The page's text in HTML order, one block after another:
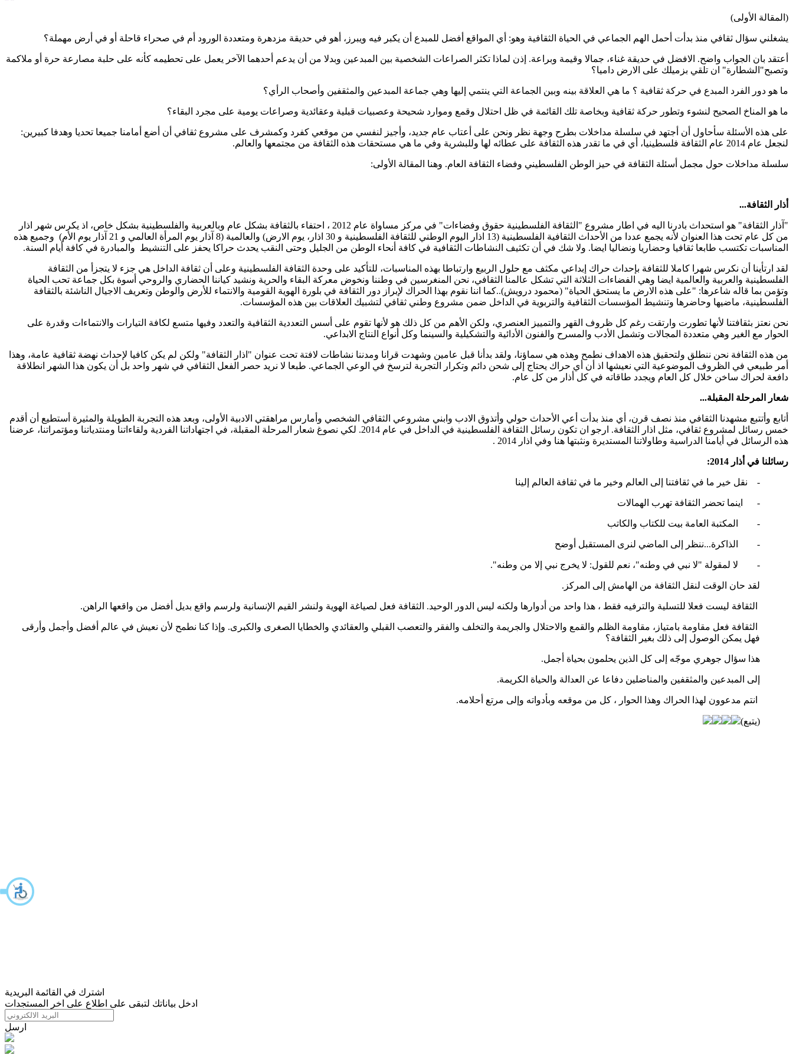
(المقالة الأولى)
يشغلني سؤال ثقافي منذ بدأت أحمل الهم الجماعي في الحياة الثقافية وهو: أي المواقع أفضل للمبدع أن يكبر فيه ويبرز، أهو في حديقة مزدهرة ومتعددة الورود أم في صحراء قاحلة أو في أرض مهملة؟
أعتقد بان الجواب واضح. الافضل في حديقة غناء، جمالا وقيمة وبراعة. إذن لماذا تكثر الصراعات الشخصية بين المبدعين وبدلا من أن يدعم أحدهما الآخر يعمل على تحطيمه كأنه على حلبة مصارعة حرة أو ملاكمة
وتصبح"الشطارة" ان تلقي بزميلك على الارض داميا؟
ما هو دور الفرد المبدع في حركة ثقافية ؟ ما هي العلاقة بينه وبين الجماعة التي ينتمي إليها وهي جماعة المبدعين والمثقفين وأصحاب الرأي؟
ما هو المناخ الصحيح لنشوء وتطور حركة ثقافية وبخاصة تلك القائمة في ظل احتلال وقمع وموارد شحيحة وعصبيات قبلية وعقائدية وصراعات يومية على مجرد البقاء؟
على هذه الأسئلة سأحاول أن أجتهد في سلسلة مداخلات بطرح وجهة نظر ونحن على أعتاب عام جديد، وأجيز لنفسي من موقعي كفرد وكمشرف على مشروع ثقافي أن أضع أمامنا جميعا تحديا وهدفا كبيرين:
لنجعل عام 2014 عام الثقافة فلسطينيا، أي في ما تقدر هذه الثقافة على عطائه لها وللبشرية وفي ما هي مستحقات هذه الثقافة من مجتمعها والعالم.
سلسلة مداخلات حول مجمل أسئلة الثقافة في حيز الوطن الفلسطيني وفضاء الثقافة العام. وهنا المقالة الأولى:
أذار الثقافة...
"آذار الثقافة" هو استحداث بادرنا اليه في اطار مشروع "الثقافة الفلسطينية حقوق وفضاءات" في مركز مساواة عام 2012 ، احتفاء بالثقافة بشكل عام وبالعربية والفلسطينية بشكل خاص، اذ يكرس شهر اذار
من كل عام تحت هذا العنوان لأنه يجمع عددا من الأحداث الثقافية الفلسطينية (13 اذار اليوم الوطني للثقافة الفلسطينية و 30 اذار، يوم الارض) والعالمية (8 آذار يوم المرأة العالمي و 21 آذار يوم الأم) وجميع هذه
المناسبات تكتسب طابعا ثقافيا وحضاريا ونضاليا ايضا. ولا شك في أن تكثيف النشاطات الثقافية في كافة أنحاء الوطن من الجليل وحتى النقب يحدث حراكا يحفز على التنشيط والمبادرة في كافة أيام السنة.
لقد ارتأينا أن نكرس شهرا كاملا للثقافة بإحداث حراك إبداعي مكثف مع حلول الربيع وارتباطا بهذه المناسبات، للتأكيد على وحدة الثقافة الفلسطينية وعلى أن ثقافة الداخل هي جزء لا يتجزأ من الثقافة
الفلسطينية والعربية والعالمية ايضا وهي الفضاءات الثلاثة التي تشكل عالمنا الثقافي، نحن المنغرسين في وطننا ونخوض معركة البقاء والحرية ونشيد كياننا الحضاري والروحي أسوة بكل جماعة تحب الحياة
وتؤمن بما قاله شاعرها: "على هذه الارض ما يستحق الحياة" (محمود درويش)..كما اننا نقوم بهذا الحراك لإبراز دور الثقافة في بلورة الهوية القومية والانتماء للأرض والوطن وتعريف الاجيال الناشئة بالثقافة
الفلسطينية، ماضيها وحاضرها وتنشيط المؤسسات الثقافية والتربوية في الداخل ضمن مشروع وطني ثقافي لتشبيك العلاقات بين هذه المؤسسات.
نحن نعتز بثقافتنا لأنها تطورت وارتقت رغم كل ظروف القهر والتمييز العنصري، ولكن الأهم من كل ذلك هو لأنها تقوم على أسس التعددية الثقافية والتعدد وفيها متسع لكافة التيارات والانتماءات وقدرة على
الحوار مع الغير وهي متعددة المجالات وتشمل الأدب والمسرح والفنون الأدائية والتشكيلية والسينما وكل أنواع النتاج الابداعي.
من هذه الثقافة نحن ننطلق ولتحقيق هذه الاهداف نطمح وهذه هي سماؤنا، ولقد بدأنا قبل عامين وشهدت قرانا ومدننا نشاطات لافتة تحت عنوان "اذار الثقافة" ولكن لم يكن كافيا لإحداث نهضة ثقافية عامة، وهذا
أمر طبيعي في الظروف الموضوعية التي نعيشها اذ أن أي حراك يحتاج إلى شحن دائم وتكرار التجربة لترسخ في الوعي الجماعي. طبعا لا نريد حصر الفعل الثقافي في شهر واحد بل أن يكون هذا الشهر انطلاقة
دافعة لحراك ساخن خلال كل العام ويجدد طاقاته في كل أذار من كل عام.
شعار المرحلة المقبلة...
أتابع وأتتبع مشهدنا الثقافي منذ نصف قرن، أي منذ بدأت أعي الأحداث حولي وأتذوق الادب وابني مشروعي الثقافي الشخصي وأمارس مراهقتي الادبية الأولى، وبعد هذه التجربة الطويلة والمثيرة أستطيع أن أقدم
خمس رسائل لمشروع ثقافي، مثل اذار الثقافة. ارجو ان تكون رسائل الثقافة الفلسطينية في الداخل في عام 2014. لكي نصوغ شعار المرحلة المقبلة، في اجتهاداتنا الفردية ولقاءاتنا ومنتدياتنا ومؤتمراتنا، عرضنا
هذه الرسائل في أيامنا الدراسية وطاولاتنا المستديرة ونثبتها هنا وفي اذار 2014 .
رسائلنا في أذار 2014:
- نقل خير ما في ثقافتنا إلى العالم وخير ما في ثقافة العالم إلينا
- اينما تحضر الثقافة تهرب الهمالات
- المكتبة العامة بيت للكتاب والكاتب
- الذاكرة...ننظر إلى الماضي لنرى المستقبل أوضح
- لا لمقولة "لا نبي في وطنه"، نعم للقول: لا يخرج نبي إلا من وطنه".
لقد حان الوقت لنقل الثقافة من الهامش إلى المركز.
الثقافة ليست فعلا للتسلية والترفيه فقط ، هذا واحد من أدوارها ولكنه ليس الدور الوحيد. الثقافة فعل لصياغة الهوية ولنشر القيم الإنسانية ولرسم واقع بديل أفضل من واقعها الراهن.
الثقافة فعل مقاومة بامتياز، مقاومة الظلم والقمع والاحتلال والجريمة والتخلف والفقر والتعصب القبلي والعقائدي والخطايا الصغرى والكبرى. وإذا كنا نطمح لأن نعيش في عالم أفضل وأجمل وأرقى
فهل يمكن الوصول إلى ذلك بغير الثقافة؟
هذا سؤال جوهري موجّه إلى كل الذين يحلمون بحياة أجمل.
إلى المبدعين والمثقفين والمناضلين دفاعا عن العدالة والحياة الكريمة.
انتم مدعوون لهذا الحراك وهذا الحوار ، كل من موقعه وبأدواته وإلى مرتع أحلامه.
(يتبع)
اشترك في القائمة البريدية
ادخل بياناتك لتبقى على اطلاع على اخر المستجدات
ارسل